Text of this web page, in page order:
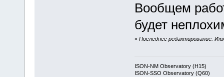
Вообщем
будет
« Последнее редактирование:
ISON-NM Observatory (H15)
ISON-SSO Observatory (Q60)